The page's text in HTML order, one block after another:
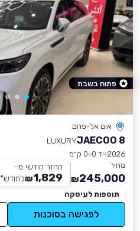
אום אל-פחם
JAECOO 8
LUXURY
2026 יד 0
0 ק״מ
מחיר
245,000
₪
החזר חודשי מ-
1,829
₪לחודש*
תוספות לעיסקה
לפגישה בסוכנות
פתוח בשבת